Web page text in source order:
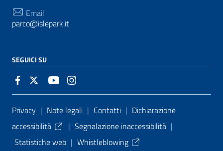
Email
parco@islepark.it
SEGUICI SU
Sezione Link Utili
Privacy | Note legali | Contatti | Dichiarazione
accessibilità
| Segnalazione inaccessibilità |
Statistiche web | Whistleblowing